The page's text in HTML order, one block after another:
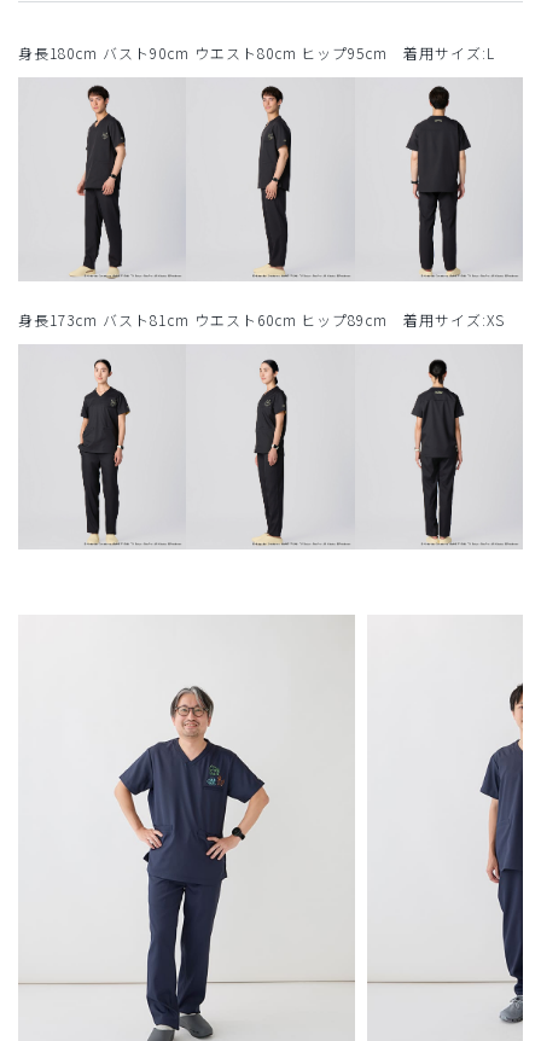
身長180cm バスト90cm ウエスト80cm ヒップ95cm 着用サイズ:L
身長173cm バスト81cm ウエスト60cm ヒップ89cm 着用サイズ:XS